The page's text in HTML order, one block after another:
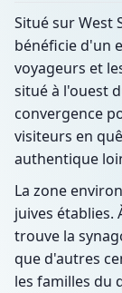
Situé sur West
bénéficie d'un
voyageurs et
situé à l'ouest
convergence
visiteurs en
authentique
La zone
juives établies.
trouve la
que d'autres
les familles du